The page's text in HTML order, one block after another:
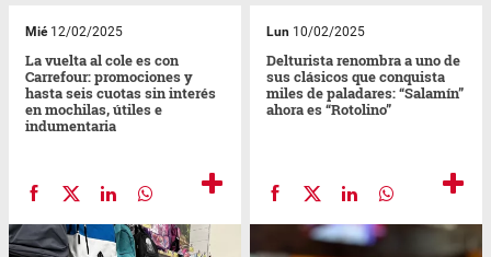
Mié12/02/2025
La vuelta al cole es con
Carrefour: promociones y
hasta seis cuotas sin interés
en mochilas, útiles e
indumentaria
Lun 10/02/2025
Delturista renombra a uno de
sus clásicos que conquista
miles de paladares: “Salamín”
ahora es “Rotolino”